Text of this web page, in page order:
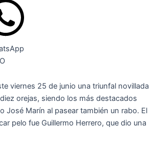
viernes 25 de junio una triunfal novillada
orejas, siendo los más destacados
José Marín al pasear también un rabo. El
pelo fue Guillermo Herrero, que dio una